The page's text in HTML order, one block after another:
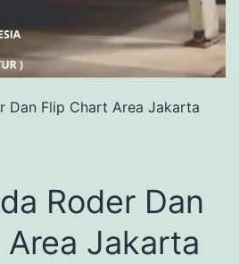
Dan Flip Chart Area Jakarta
Roder Dan
Jakarta